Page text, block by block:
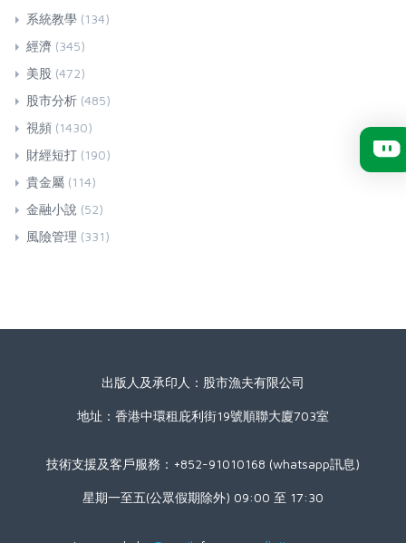
系統教學 (134)
經濟 (345)
美股 (472)
股市分析 (485)
視頻 (1430)
財經短打 (190)
貴金屬 (114)
金融小說 (52)
風險管理 (331)
出版人及承印人：股市漁夫有限公司
地址：香港中環租庇利街19號順聯大廈703室
技術支援及客戶服務：+852-91010168 (whatsapp訊息)
星期一至五(公眾假期除外) 09:00 至 17:30